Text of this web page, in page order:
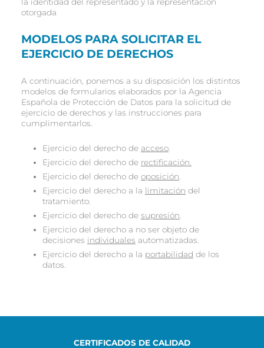
otorgada
MODELOS PARA SOLICITAR EL
EJERCICIO DE DERECHOS
A continuación, ponemos a su disposición los distintos
modelos de formularios elaborados por la Agencia
Española de Protección de Datos para la solicitud de
ejercicio de derechos y las instrucciones para
cumplimentarlos.
Ejercicio del derecho de acceso
Ejercicio del derecho de rectificación.
Ejercicio del derecho de oposición
Ejercicio del derecho a la limitación del
tratamiento.
Ejercicio del derecho de supresión
Ejercicio del derecho a no ser objeto de
decisiones individuales automatizadas.
Ejercicio del derecho a la portabilidad de los
datos.
CERTIFICADOS DE CALIDAD